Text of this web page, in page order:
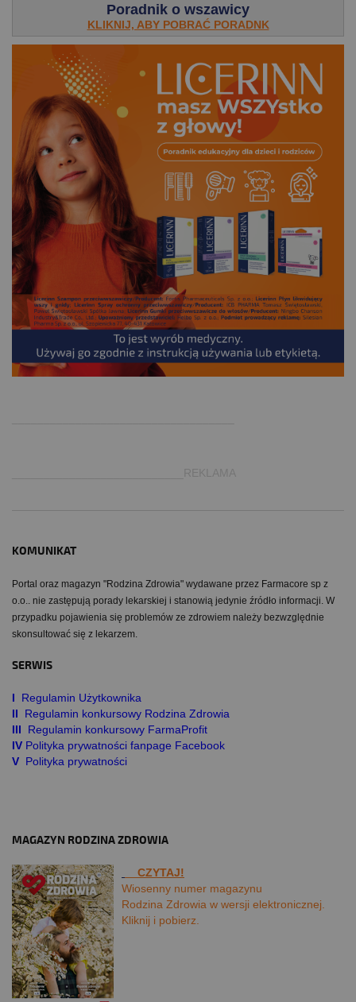
Poradnik o wszawicy
KLIKNIJ, ABY POBRAĆ PORADNK
___________________________REKLAMA
KOMUNIKAT
Portal oraz magazyn "Rodzina Zdrowia" wydawane przez Farmacore sp z
o.o.. nie zastępują porady lekarskiej i stanowią jedynie źródło informacji. W
przypadku pojawienia się problemów ze zdrowiem należy bezwzględnie
skonsultować się z lekarzem.
SERWIS
I Regulamin Użytkownika
II
Regulamin konkursowy Rodzina Zdrowia
III
Regulamin konkursowy FarmaProfit
IV Polityka prywatności fanpage Facebook
V Polityka prywatności
MAGAZYN RODZINA ZDROWIA
CZYTAJ!
Wiosenny numer magazynu
Rodzina Zdrowia w wersji elektronicznej.
Kliknij i pobierz.